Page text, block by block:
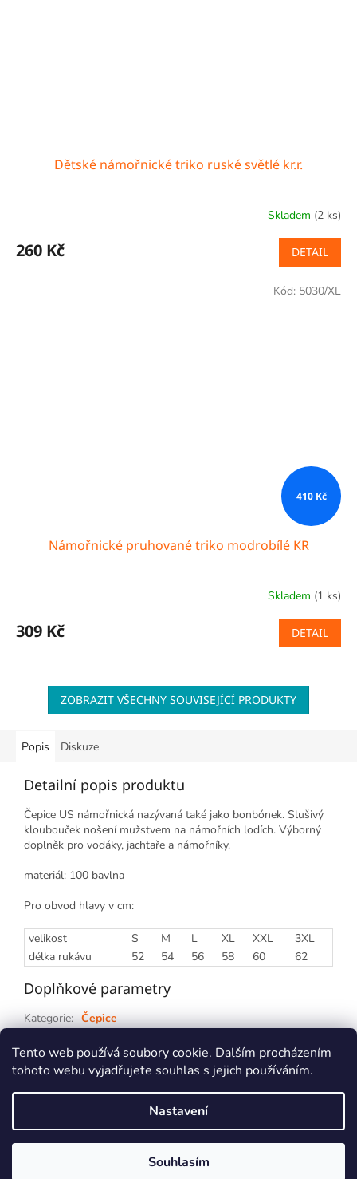
Tento web používá soubory cookie. Dalším procházením
tohoto webu vyjadřujete souhlas s jejich používáním.
Nastavení
Souhlasím
Dětské námořnické triko ruské světlé kr.r.
Skladem (2 ks)
260 Kč DETAIL
410 Kč
Námořnické pruhované triko modrobílé KR
Skladem (1 ks)
309 Kč DETAIL
Kód: 5030/XL
ZOBRAZIT VŠECHNY SOUVISEJÍCÍ PRODUKTY
Popis Diskuze
Detailní popis produktu
Čepice US námořnická nazývaná také jako bonbónek. Slušivý
kloubouček nošení mužstvem na námořních lodích. Výborný
doplněk pro vodáky, jachtaře a námořníky.
materiál: 100 bavlna
Pro obvod hlavy v cm:
velikost S M L XL XXL
3XL
délka rukávu
52 54 56 58 60 62
Doplňkové parametry
Kategorie: Čepice
Vytvořil Shoptet
kajaky.cz. Všechna práva vyhrazena.